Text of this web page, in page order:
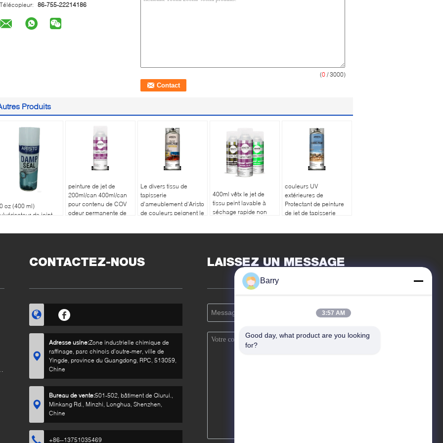
Télécopieur: 86-755-22214186
(0 / 3000)
Produits
oz (400 ml)
de joint
résistant aux
en intérieur et
peinture de jet de
200ml/can 400ml/can
pour contenu de COV
odeur permanente de
Le divers tissu de
tapisserie
d'ameublement d'Aristo
de couleurs peignent le
400ml vêtx le jet de
tissu peint lavable à
séchage rapide non
couleurs UV
extérieures de
Protectant de peinture
de jet de tapisserie
CONTACTEZ-NOUS
Adresse usine:Zone industrielle chimique de
raffinage, parc chinois d'outre-mer, ville de
Yingde, province du Guangdong, RPC, 513059,
Chine
Bureau de vente:501-502, bâtiment de Qiurui.,
Minkang Rd., Minzhi, Longhua, Shenzhen,
Chine
+86--13751035469
LAISSEZ UN MESSAGE
Barry
3:57 AM
Good day, what product are you looking
for?